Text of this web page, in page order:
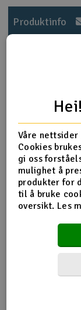
Outlet
Produktinfo
Use for T-REX
6061-T6
Must
set(H45147)
Sport V2
Metal
Bearing
Socket
Flere detaljer
Våre
Cookies
gi oss
mulighet å
produkter for
til å bruke
oversikt. Les